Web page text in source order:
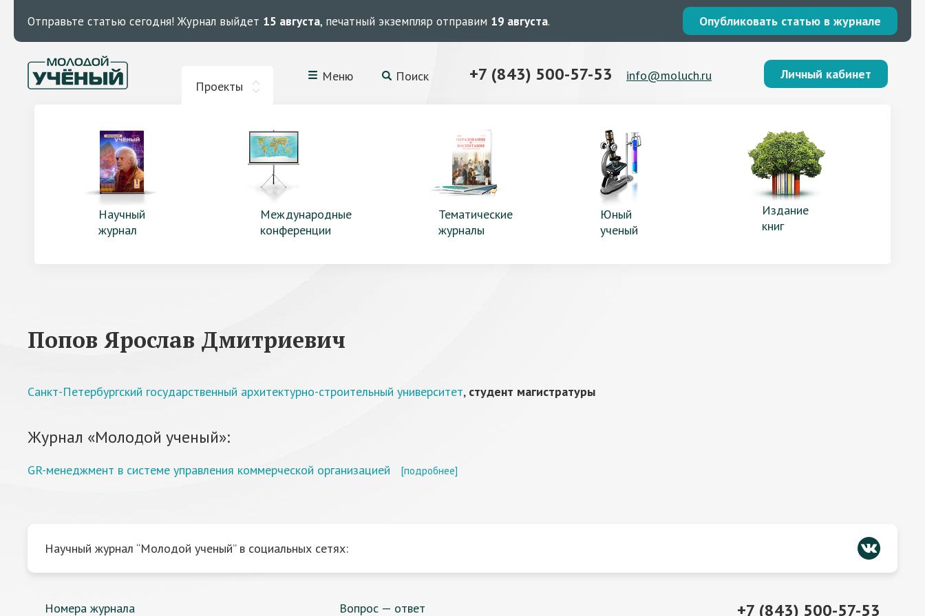
Отправьте статью сегодня! Журнал выйдет 15 августа, печатный экземпляр отправим 19 августа. Опубликовать статью в журнале
Проекты
Меню Поиск +7 (843) 500-57-53 info@moluch.ru Личный кабинет
Научный
журнал
Международные
конференции
Тематические
журналы
Юный
ученый
Издание
книг
Попов Ярослав Дмитриевич
Санкт-Петербургский государственный архитектурно-строительный университет, студент магистратуры
Журнал «Молодой ученый»:
GR-менеджмент в системе управления коммерческой организацией [подробнее]
Научный журнал “Молодой ученый” в социальных сетях:
Номера журнала Вопрос — ответ +7 (843) 500-57-53